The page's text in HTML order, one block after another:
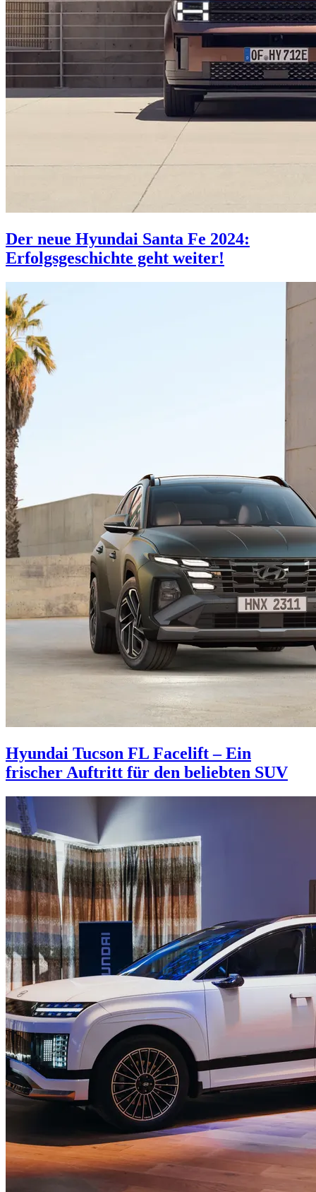
Der neue Hyundai Santa Fe 2024:
Erfolgsgeschichte geht weiter!
Hyundai Tucson FL Facelift – Ein
frischer Auftritt für den beliebten SUV